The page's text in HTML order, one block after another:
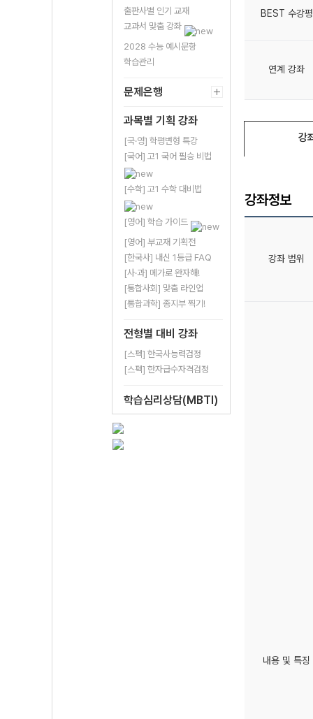
출판사별 인기 교재
교과서 맞춤 강좌
2028 수능 예시문항
학습관리
문제은행
과목별 기획 강좌
[국·영] 학평변형 특강
[국어] 고1 국어 필승 비법
[수학] 고1 수학 대비법
[영어] 학습 가이드
[영어] 부교재 기획전
[한국사] 내신 1등급 FAQ
[사·과] 메가로 완자해!
[통합사회] 맞춤 라인업
[통합과학] 종지부 찍기!
전형별 대비 강좌
[스펙] 한국사능력검정
[스펙] 한자급수자격검정
학습심리상담(MBTI)
BEST 수강평
연계 강좌
강
강좌정보
강좌 범위
내용 및 특징